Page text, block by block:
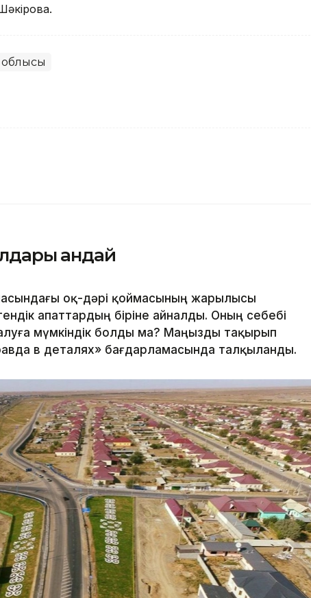
қандай
оқ-дәрі қоймасының жарылысы
апаттардың біріне айналды. Оның себебі
мүмкіндік болды ма? Маңызды тақырып
в деталях» бағдарламасында талқыланды.